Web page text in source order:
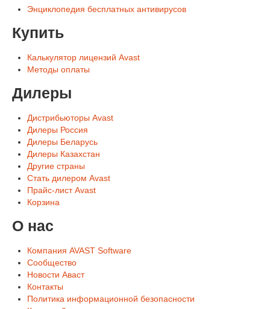
Энциклопедия бесплатных антивирусов
Купить
Калькулятор лицензий Avast
Методы оплаты
Дилеры
Дистрибьюторы Avast
Дилеры Россия
Дилеры Беларусь
Дилеры Казахстан
Другие страны
Стать дилером Avast
Прайс-лист Avast
Корзина
О нас
Компания AVAST Software
Сообщество
Новости Аваст
Контакты
Политика информационной безопасности